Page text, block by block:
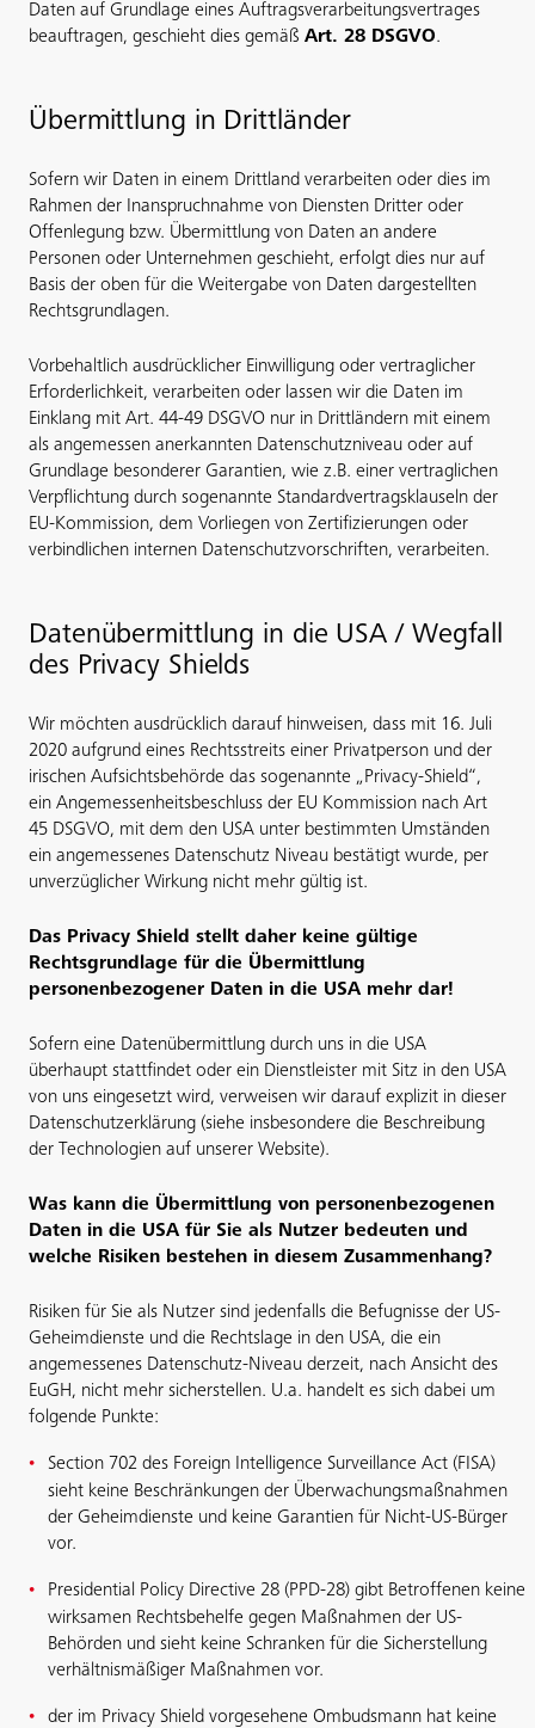
Daten auf Grundlage eines Auftragsverarbeitungsvertrages
beauftragen, geschieht dies gemäß Art. 28 DSGVO.
Übermittlung in Drittländer
Sofern wir Daten in einem Drittland verarbeiten oder dies im
Rahmen der Inanspruchnahme von Diensten Dritter oder
Offenlegung bzw. Übermittlung von Daten an andere
Personen oder Unternehmen geschieht, erfolgt dies nur auf
Basis der oben für die Weitergabe von Daten dargestellten
Rechtsgrundlagen.
Vorbehaltlich ausdrücklicher Einwilligung oder vertraglicher
Erforderlichkeit, verarbeiten oder lassen wir die Daten im
Einklang mit Art. 44-49 DSGVO nur in Drittländern mit einem
als angemessen anerkannten Datenschutzniveau oder auf
Grundlage besonderer Garantien, wie z.B. einer vertraglichen
Verpflichtung durch sogenannte Standardvertragsklauseln der
EU-Kommission, dem Vorliegen von Zertifizierungen oder
verbindlichen internen Datenschutzvorschriften, verarbeiten.
Datenübermittlung in die USA / Wegfall
des Privacy Shields
Wir möchten ausdrücklich darauf hinweisen, dass mit 16. Juli
2020 aufgrund eines Rechtsstreits einer Privatperson und der
irischen Aufsichtsbehörde das sogenannte „Privacy-Shield“,
ein Angemessenheitsbeschluss der EU Kommission nach Art
45 DSGVO, mit dem den USA unter bestimmten Umständen
ein angemessenes Datenschutz Niveau bestätigt wurde, per
unverzüglicher Wirkung nicht mehr gültig ist.
Das Privacy Shield stellt daher keine gültige
Rechtsgrundlage für die Übermittlung
personenbezogener Daten in die USA mehr dar!
Sofern eine Datenübermittlung durch uns in die USA
überhaupt stattfindet oder ein Dienstleister mit Sitz in den USA
von uns eingesetzt wird, verweisen wir darauf explizit in dieser
Datenschutzerklärung (siehe insbesondere die Beschreibung
der Technologien auf unserer Website).
Was kann die Übermittlung von personenbezogenen
Daten in die USA für Sie als Nutzer bedeuten und
welche Risiken bestehen in diesem Zusammenhang?
Risiken für Sie als Nutzer sind jedenfalls die Befugnisse der US-
Geheimdienste und die Rechtslage in den USA, die ein
angemessenes Datenschutz-Niveau derzeit, nach Ansicht des
EuGH, nicht mehr sicherstellen. U.a. handelt es sich dabei um
folgende Punkte:
Section 702 des Foreign Intelligence Surveillance Act (FISA)
sieht keine Beschränkungen der Überwachungsmaßnahmen
der Geheimdienste und keine Garantien für Nicht-US-Bürger
vor.
Presidential Policy Directive 28 (PPD-28) gibt Betroffenen keine
wirksamen Rechtsbehelfe gegen Maßnahmen der US-
Behörden und sieht keine Schranken für die Sicherstellung
verhältnismäßiger Maßnahmen vor.
der im Privacy Shield vorgesehene Ombudsmann hat keine